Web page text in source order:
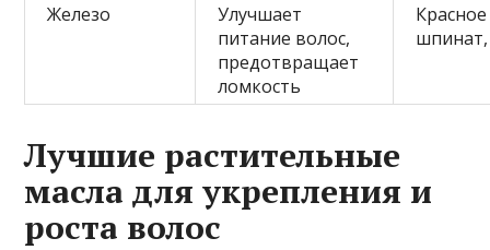
Железо
Улучшает
питание волос,
предотвращает
ломкость
Лучшие растительные
масла для укрепления и
роста волос